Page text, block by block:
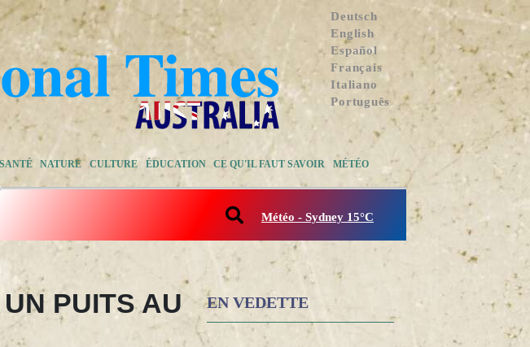
Deutsch
English
Español
Français
Italiano
Português
SANTÉ NATURE CULTURE ÉDUCATION CE QU'IL FAUT SAVOIR MÉTÉO
Météo - Sydney 15°C
PUITS AU
EN VEDETTE